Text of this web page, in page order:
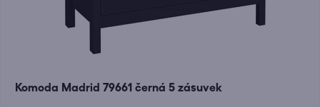
Komoda Madrid 79661 černá 5 zásuvek